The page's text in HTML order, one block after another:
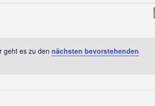
geht es zu den nächsten bevorstehenden